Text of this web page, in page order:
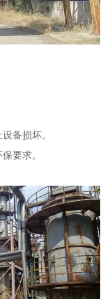
备损坏。
要求。